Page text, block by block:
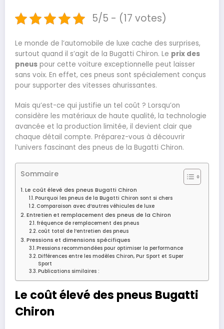
5/5 - (17 votes)
Le monde de l’automobile de luxe cache des surprises,
surtout quand il s’agit de la Bugatti Chiron. Le prix des
pneus pour cette voiture exceptionnelle peut laisser
sans voix. En effet, ces pneus sont spécialement conçus
pour supporter des vitesses ahurissantes.
Mais qu’est-ce qui justifie un tel coût ? Lorsqu’on
considère les matériaux de haute qualité, la technologie
avancée et la production limitée, il devient clair que
chaque détail compte. Préparez-vous à découvrir
l’univers fascinant des pneus de la Bugatti Chiron.
Sommaire
Le coût élevé des pneus Bugatti Chiron
Pourquoi les pneus de la Bugatti Chiron sont si chers
Comparaison avec d’autres véhicules de luxe
Entretien et remplacement des pneus de la Chiron
fréquence de remplacement des pneus
coût total de l’entretien des pneus
Pressions et dimensions spécifiques
Pressions recommandées pour optimiser la performance
Différences entre les modèles Chiron, Pur Sport et Super
Sport
Publications similaires :
Le coût élevé des pneus Bugatti
Chiron